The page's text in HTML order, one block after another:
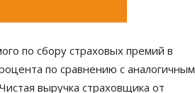
по сбору страховых премий в
по сравнению с аналогичным
выручка страховщика от